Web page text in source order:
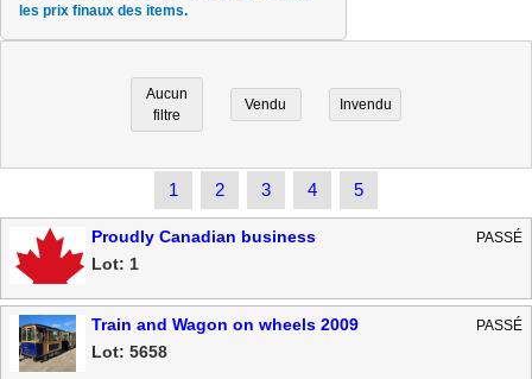
les prix finaux des items.
Aucun
filtre
Vendu Invendu
1 2 3 4 5
Proudly Canadian business
Lot: 1
PASSÉ
Train and Wagon on wheels 2009
Lot: 5658
PASSÉ